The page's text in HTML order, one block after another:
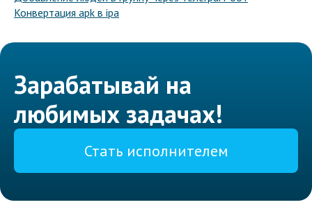
Конвертация apk в ipa
Зарабатывай на
любимых задачах!
Стать исполнителем